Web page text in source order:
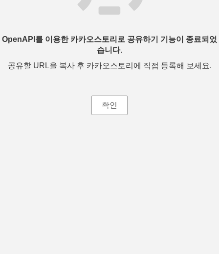
OpenAPI를 이용한 카카오스토리로 공유하기 기능이 종료되었
습니다.
공유할 URL을 복사 후 카카오스토리에 직접 등록해 보세요.
확인